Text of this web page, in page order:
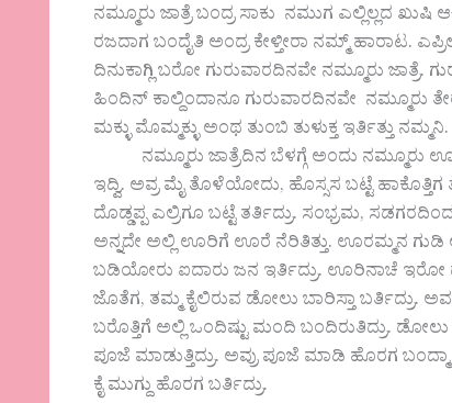
ನಮ್ಮೂರು ಜಾತ್ರೆ ಬಂದ್ರ ಸಾಕು ನಮುಗ ಎಲ್ಲಿಲ್ಲದ ಖುಷಿ
ರಜದಾಗ ಬಂದೈತಿ ಅಂದ್ರ ಕೇಳ್ತೀರಾ ನಮ್ಮ್ ಹಾರಾಟ.
ದಿನುಕಾಗ್ಲಿ ಬರೋ ಗುರುವಾರದಿನವೇ ನಮ್ಮೂರು ಜಾತ್ರೆ.
ಹಿಂದಿನ್ ಕಾಲ್ದಿಂದಾನೂ ಗುರುವಾರದಿನವೇ ನಮ್ಮೂರು
ಮಕ್ಳು ಮೊಮ್ಮಕ್ಳು ಅಂಥ ತುಂಬಿ ತುಳುಕ್ತ ಇರ್ತಿತ್ತು ನಮ್ಮನಿ.
ನಮ್ಮೂರು ಜಾತ್ರೆದಿನ ಬೆಳಗ್ಗೆ ಅಂದು ನಮ್ಮೂರು
ಇದ್ವಿ. ಅವ್ರ ಮೈ ತೊಳೆಯೋದು, ಹೊಸ್ಸಸ ಬಟ್ಟೆ
ದೊಡ್ಡಪ್ಪ ಎಲ್ರಿಗೂ ಬಟ್ಟೆ ತರ್ತಿದ್ರು. ಸಂಭ್ರಮ,
ಅನ್ನದೇ ಅಲ್ಲಿ ಊರಿಗೆ ಊರೆ ನೆರಿತಿತ್ತು. ಊರಮ್ಮನ ಗುಡಿ
ಬಡಿಯೋರು ಐದಾರು ಜನ ಇರ್ತಿದ್ರು. ಊರಿನಾಚೆ
ಜೊತೆಗ, ತಮ್ಮ ಕೈಲಿರುವ ಡೋಲು ಬಾರಿಸ್ತಾ
ಬರೊತ್ತಿಗೆ ಅಲ್ಲಿ ಒಂದಿಷ್ಟು ಮಂದಿ ಬಂದಿರುತಿದ್ರು. ಡೋಲು
ಪೂಜೆ ಮಾಡುತ್ತಿದ್ರು. ಅವ್ರು ಪೂಜೆ ಮಾಡಿ ಹೊರಗ
ಕೈ ಮುಗ್ದು ಹೊರಗ ಬರ್ತಿದ್ರು.